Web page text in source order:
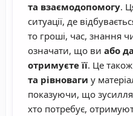
та взаємодопомогу.
ситуації, де
то гроші, час, знання
означати, що ви або
отримуєте її. Це
та рівноваги у
показуючи, що
хто потребує,